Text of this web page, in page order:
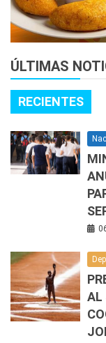
ÚLTIMAS
RECIENTES
AL